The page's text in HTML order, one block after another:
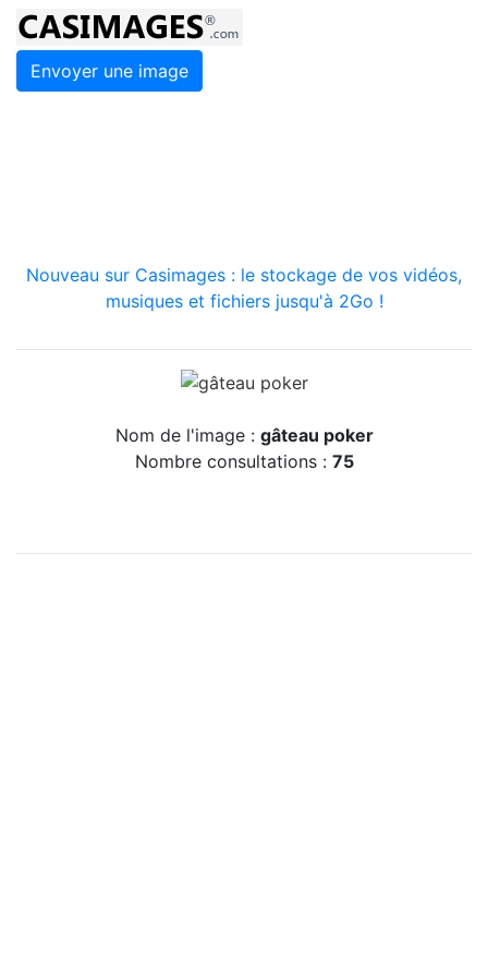
Envoyer une image
Nouveau sur Casimages : le stockage de vos vidéos,
musiques et fichiers jusqu'à 2Go !
Nom de l'image : gâteau poker
Nombre consultations : 75